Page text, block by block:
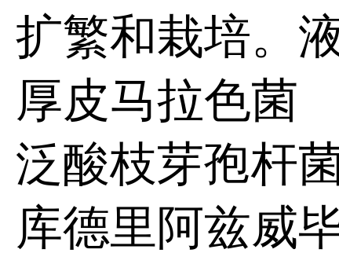
扩繁和栽培。
厚皮马拉色菌
泛酸枝芽孢杆
库德里阿兹威